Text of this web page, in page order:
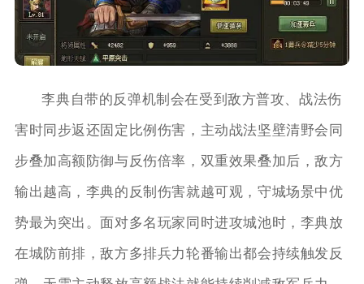
李典自带的反弹机制会在受到敌方普攻、战法伤
害时同步返还固定比例伤害，主动战法坚壁清野会同
步叠加高额防御与反伤倍率，双重效果叠加后，敌方
输出越高，李典的反制伤害就越可观，守城场景中优
势最为突出。面对多名玩家同时进攻城池时，李典放
在城防前排，敌方多排兵力轮番输出都会持续触发反